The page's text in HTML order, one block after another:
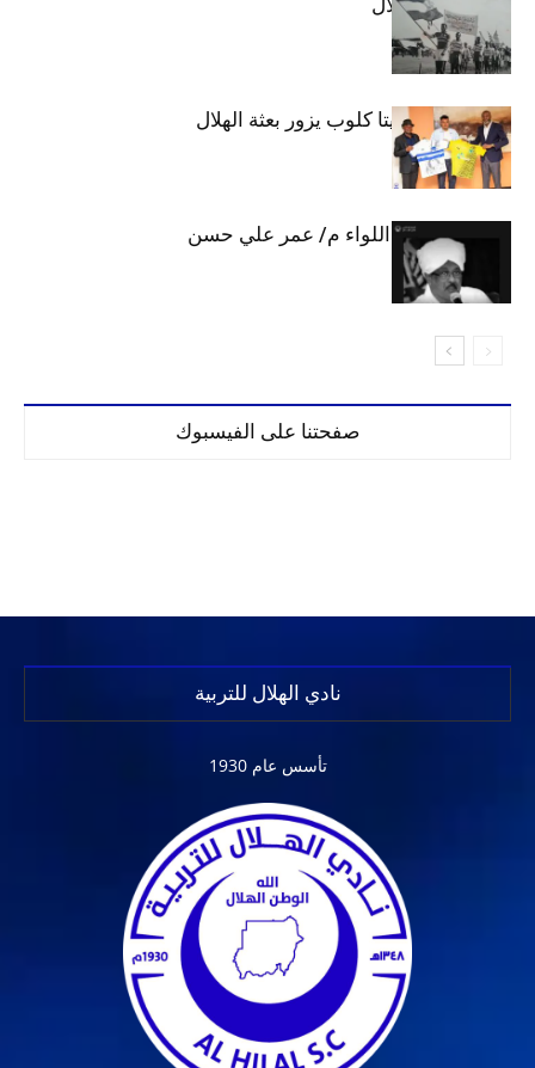
الهلال والاستقلال
وفد رفيع من فيتا كلوب يزور بعثة الهلال
الهلال يحتسب اللواء م/ عمر علي حسن
صفحتنا على الفيسبوك
نادي الهلال للتربية
تأسس عام 1930